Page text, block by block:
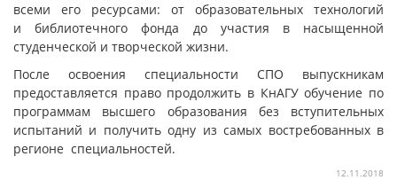
всеми его ресурсами: от образовательных технологий
и библиотечного фонда до участия в насыщенной
студенческой и творческой жизни.
После освоения специальности СПО выпускникам
предоставляется право продолжить в КнАГУ обучение по
программам высшего образования без вступительных
испытаний и получить одну из самых востребованных в
регионе специальностей.
12.11.2018